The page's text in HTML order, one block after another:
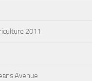
2011
Avenue